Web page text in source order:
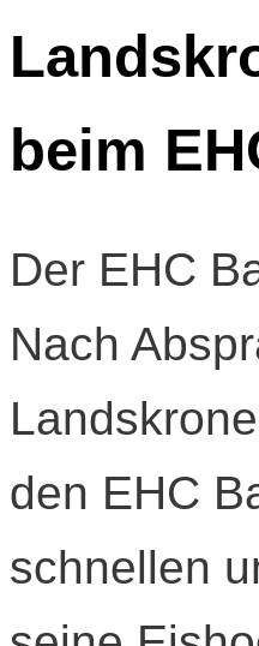
beim
Der EHC
Nach
den EHC
schnellen